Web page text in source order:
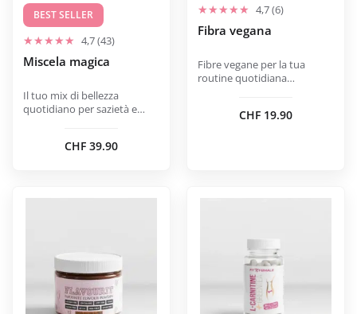
BEST SELLER
4,7 (43)
Miscela magica
Il tuo mix di bellezza
quotidiano per sazietà e
CHF 39.90
scelte
nella
pagina
del
4,7 (6)
Fibra vegana
Fibre vegane per la tua
routine quotidiana
CHF 19.90
varianti.
opzioni